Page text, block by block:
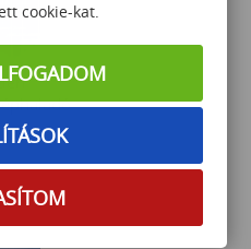
cookie-kat.